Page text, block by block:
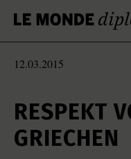
12.03.2015
RESPEKT
GRIECHEN